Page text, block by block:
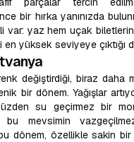
bir hırka yanınızda
var: yaz hem uçak
en yüksek seviyeye çıktığı
değiştirdiği, biraz daha
bir dönem. Yağışlar
su geçirmez bir
bu mevsimin
bu dönem, özellikle sakin